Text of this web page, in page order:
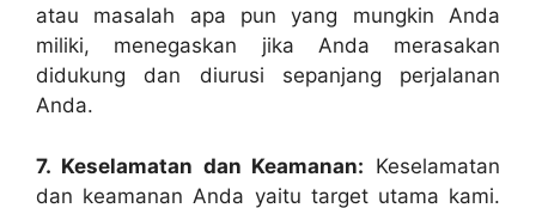
atau masalah apa pun yang mungkin Anda
miliki, menegaskan jika Anda merasakan
didukung dan diurusi sepanjang perjalanan
Anda.
7. Keselamatan dan Keamanan: Keselamatan
dan keamanan Anda yaitu target utama kami.